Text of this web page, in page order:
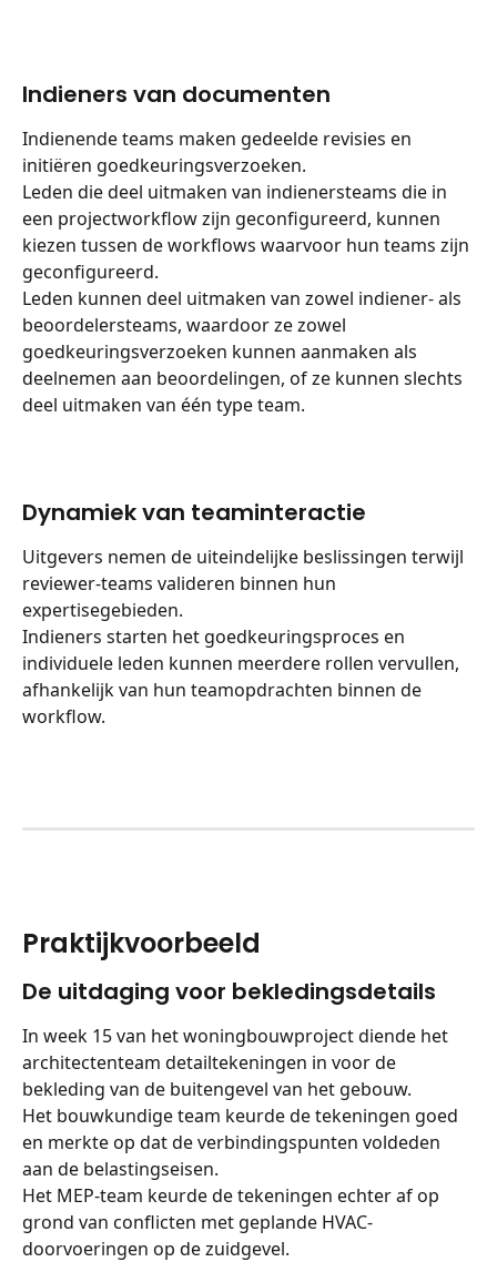
Indieners van documenten
Indienende teams maken gedeelde revisies en
initiëren goedkeuringsverzoeken.
Leden die deel uitmaken van indienersteams die in
een projectworkflow zijn geconfigureerd, kunnen
kiezen tussen de workflows waarvoor hun teams zijn
geconfigureerd.
Leden kunnen deel uitmaken van zowel indiener- als
beoordelersteams, waardoor ze zowel
goedkeuringsverzoeken kunnen aanmaken als
deelnemen aan beoordelingen, of ze kunnen slechts
deel uitmaken van één type team.
Dynamiek van teaminteractie
Uitgevers nemen de uiteindelijke beslissingen terwijl
reviewer-teams valideren binnen hun
expertisegebieden.
Indieners starten het goedkeuringsproces en
individuele leden kunnen meerdere rollen vervullen,
afhankelijk van hun teamopdrachten binnen de
workflow.
Praktijkvoorbeeld
De uitdaging voor bekledingsdetails
In week 15 van het woningbouwproject diende het
architectenteam detailtekeningen in voor de
bekleding van de buitengevel van het gebouw.
Het bouwkundige team keurde de tekeningen goed
en merkte op dat de verbindingspunten voldeden
aan de belastingseisen.
Het MEP-team keurde de tekeningen echter af op
grond van conflicten met geplande HVAC-
doorvoeringen op de zuidgevel.